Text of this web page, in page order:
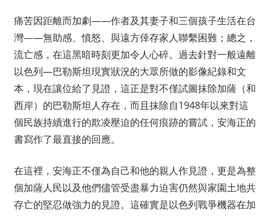
痛苦因距離而加劇——作者及其妻子和三個孩子生活在台
灣——無助感、憤怒、與遠方倖存家人聯繫困難；總之，
流亡感，在這黑暗時刻更加令人心碎。過去針對一般遠離
以色列—巴勒斯坦現實狀況的大眾所做的影像紀錄和文
本，現在讓位給了見證，這正是對不僅試圖抹除加薩（和
西岸）的巴勒斯坦人存在，而且抹除自1948年以來對這
個民族持續進行的欺凌壓迫的任何痕跡的嘗試，安海正的
書寫作了最直接的回應。
在這裡，安海正不僅為自己和他的親人作見證，更是為整
個加薩人民以及他們儘管受盡暴力迫害仍然與家園土地共
存亡的堅忍做強力的見證。這確實是以色列戰爭機器在加